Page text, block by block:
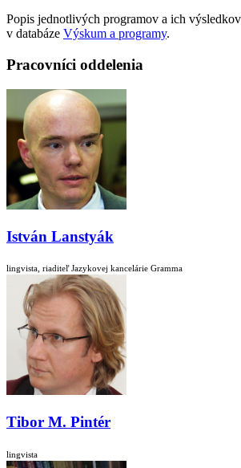
Popis jednotlivých programov a ich
v databáze Výskum a programy.
Pracovníci oddelenia
István Lanstyák
lingvista, riaditeľ Jazykovej kancelárie Gramma
Tibor M. Pintér
lingvista